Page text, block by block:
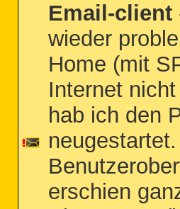
Email-client
wieder
Home (mit
Internet
hab ich den
erschien